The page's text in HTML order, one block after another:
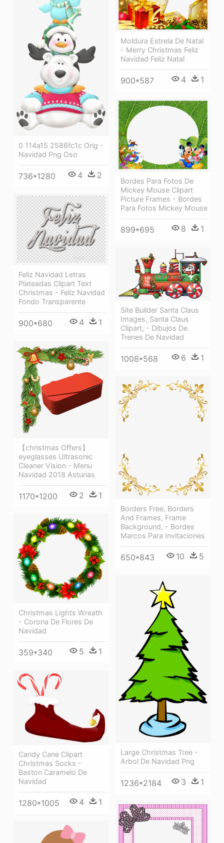
Moldura Estrela De Natal
- Merry Christmas Feliz
Navidad Feliz Natal
900*587 4 1
0 114a15 2586fc1c Orig -
Navidad Png Oso
736*1280 4 2
Bordes Para Fotos De
Mickey Mouse Clipart
Picture Frames - Bordes
Para Fotos Mickey Mouse
899*695 8 1
Feliz Navidad Letras
Plateadas Clipart Text
Christmas - Feliz Navidad
Fondo Transparente
900*680 4 1
Site Builder Santa Claus
Images, Santa Claus
Clipart, - Dibujos De
Trenes De Navidad
1008*568 6 1
【christmas Offers】
eyeglasses Ultrasonic
Cleaner Vision - Menu
Navidad 2018 Asturias
1170*1200 2 1
Borders Free, Borders
And Frames, Frame
Background, - Bordes
Marcos Para Invitaciones
650*843 10 5
Christmas Lights Wreath
- Corona De Flores De
Navidad
359*340 5 1
Large Christmas Tree -
Arbol De Navidad Png
1236*2184 3 1
Candy Cane Clipart
Christmas Socks -
Baston Caramelo De
Navidad
1280*1005 4 1